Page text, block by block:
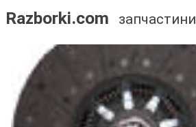
Razborki.com запчастини